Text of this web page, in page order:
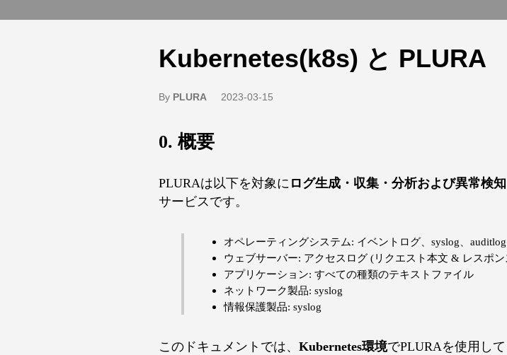
Kubernetes(k8s) と PLURA
By PLURA 2023-03-15
0. 概要
PLURAは以下を対象に ログ生成・収集・分析および異常検知
サービスです。
オペレーティングシステム: イベントログ、syslog、auditlog
ウェブサーバー: アクセスログ (リクエスト本文 & レスポ
アプリケーション: すべての種類のテキストファイル
ネットワーク製品: syslog
情報保護製品: syslog
このドキュメントでは、 Kubernetes環境でPLURAを使用し